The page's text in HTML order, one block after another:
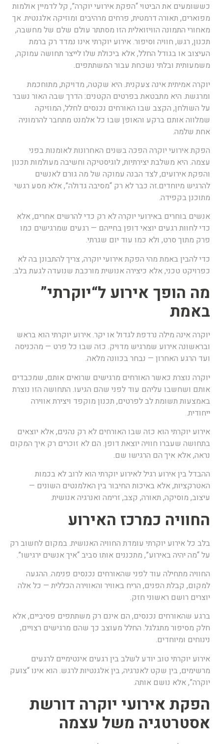
כששומעים את הביטוי “הפקת אירועי יוקרה”, קל לדמיין אולמות
מפוארים, תאורה דרמטית, פרחים מרהיבים ומוזיקה אלגנטית. אך
מאחורי התמונה הוויזואלית הזו מסתתר עולם שלם של מחשבה,
תכנון, רגש, חוויה וסיפור. אירוע יוקרתי אינו נמדד רק ברמת
העיצוב או בגודל החלל, אלא ביכולת שלו לייצר תחושה עמוקה,
משמעותית ובלתי נשכחת עבור המשתתפים.
יוקרה אמיתית אינה צעקנית. היא שקטה, מדויקת, מתוחכמת
ומרגשת. היא מתבטאת בפרטים הקטנים: הדרך שבה האור נשבר
על השולחן, הקצב שבו האורחים נכנסים לחלל, המוזיקה
שמלווה אותם ברקע והאופן שבו כל אלמנט מתחבר להרמוניה
אחת שלמה.
הפקת אירועי יוקרה הפכה בשנים האחרונות לאומנות בפני
עצמה. היא משלבת יצירתיות, לוגיסטיקה וחשיבה מעולמות תכנון
והפקת אירועים, לצד הבנה עמוקה של מה גורם לאנשים
להרגיש מיוחדים.זה כבר לא רק “מסיבה גדולה”, אלא מסע רגשי
מתוכנן בקפידה.
אנשים בוחרים באירועי יוקרה לא רק כדי להרשים אחרים, אלא
כדי לחוות רגעים יוצאי דופן בחייהם — רגעים שמרגישים כמו
פרק מתוך סרט, ולא כמו עוד יום שגרתי.
כדי להבין באמת מהי הפקת אירועי יוקרה, צריך להתבונן בה לא
כפרויקט טכני, אלא כיצירה אנושית מורכבת שנועדה לגעת בלב.
מה הופך אירוע ל“יוקרתי”
באמת
יוקרה אינה מילה נרדפת לגדול או יקר. אירוע יוקרתי הוא בראש
ובראשונה אירוע שמרגיש מדויק. כזה שבו כל פרט — מהכניסה
ועד הרגע האחרון — נבחר בכוונה מלאה.
יוקרה נוצרת כאשר האורחים מרגישים שרואים אותם, שמכבדים
אותם ושחשבו עליהם עוד לפני שהם הגיעו. התחושה הזו נוצרת
באמצעות תשומת לב לפרטים, תכנון מוקפד ויצירת אווירה
ייחודית.
אירוע יוקרתי הוא כזה שבו האורחים לא רק נהנים, אלא יוצאים
בתחושה שעברו חוויה יוצאת דופן. הם לא זוכרים רק איך המקום
נראה, אלא איך הם הרגישו שם.
ההבדל בין אירוע רגיל לאירוע יוקרתי הוא לרוב לא בכמות
האטרקציות, אלא באיכות החיבור בין האלמנטים השונים —
עיצוב, מוסיקה, תאורה, קצב, זרימה ואנרגיה אנושית.
החוויה כמרכז האירוע
בלב כל אירוע יוקרתי עומדת החוויה האנושית. במקום לחשוב רק
על “מה יהיה באירוע”, מתכננים אותו סביב “איך אנשים ירגישו”.
החוויה מתחילה עוד לפני שהאורחים נכנסים פנימה. ההגעה
למקום, קבלת הפנים, הריח באוויר והאווירה הכללית — כל אלה
יוצרים רושם ראשוני חזק.
ברגע שהאורחים נכנסים, הם אינם רק משתתפים פסיביים, אלא
חלק מסיפור מתגלגל. החלל מעוצב כך שהם מרגישים רצויים,
נינוחים ומיוחדים.
אירוע יוקרתי טוב יודע לשלב בין רגעים אינטימיים לרגעים
מרשימים, בין שקט לאנרגיה, בין אלגנטיות לרגש. הוא אינו “צועק
יוקרה”, אלא נושם אותה.
הפקת אירועי יוקרה דורשת
אסטרטגיה משל עצמה